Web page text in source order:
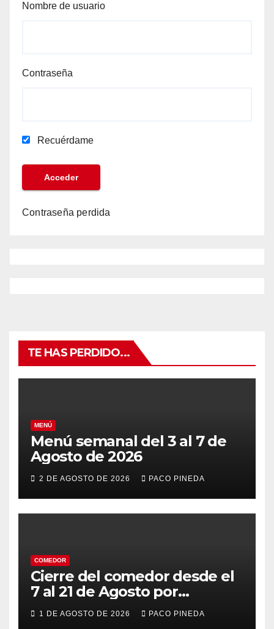
Nombre de usuario
Contraseña
Recuérdame
Contraseña perdida
TE HAS PERDIDO...
MENÚ
Menú semanal del 3 al 7 de
Agosto de 2026
2 DE AGOSTO DE 2026 PACO PINEDA
COMEDOR
Cierre del comedor desde el
7 al 21 de Agosto por
vacaciones
1 DE AGOSTO DE 2026 PACO PINEDA